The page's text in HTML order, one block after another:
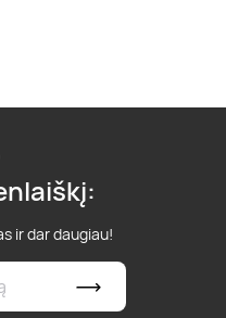
ir dar daugiau!